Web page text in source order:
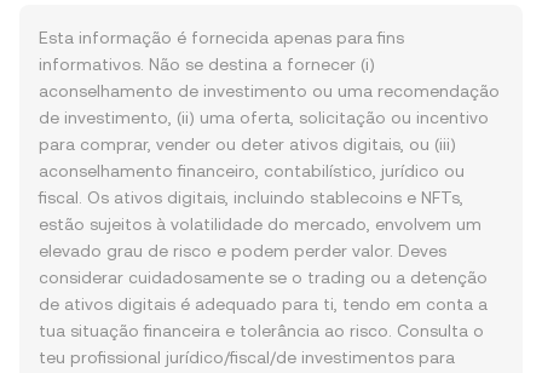
Esta informação é fornecida apenas para fins
informativos. Não se destina a fornecer (i)
aconselhamento de investimento ou uma recomendação
de investimento, (ii) uma oferta, solicitação ou incentivo
para comprar, vender ou deter ativos digitais, ou (iii)
aconselhamento financeiro, contabilístico, jurídico ou
fiscal. Os ativos digitais, incluindo stablecoins e NFTs,
estão sujeitos à volatilidade do mercado, envolvem um
elevado grau de risco e podem perder valor. Deves
considerar cuidadosamente se o trading ou a detenção
de ativos digitais é adequado para ti, tendo em conta a
tua situação financeira e tolerância ao risco. Consulta o
teu profissional jurídico/fiscal/de investimentos para